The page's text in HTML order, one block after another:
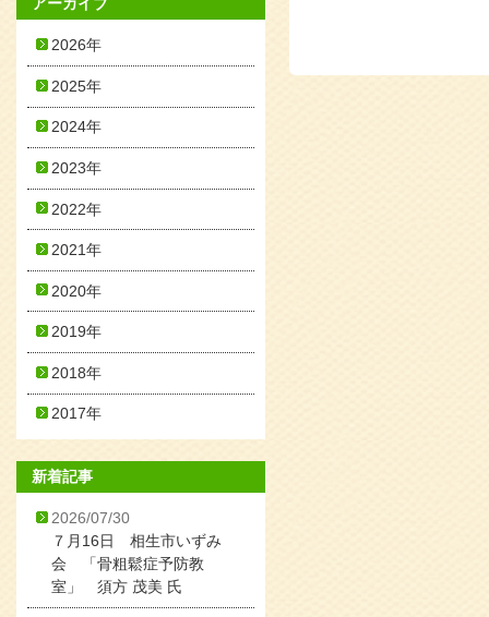
アーカイブ
2026年
2025年
2024年
2023年
2022年
2021年
2020年
2019年
2018年
2017年
新着記事
2026/07/30
７月16日 相生市いずみ
会 「骨粗鬆症予防教
室」 須方 茂美 氏